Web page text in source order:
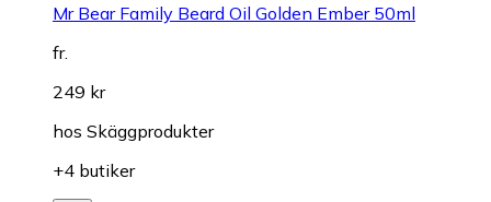
Mr Bear Family Beard Oil Golden Ember 50ml
fr.
249 kr
hos Skäggprodukter
+4 butiker